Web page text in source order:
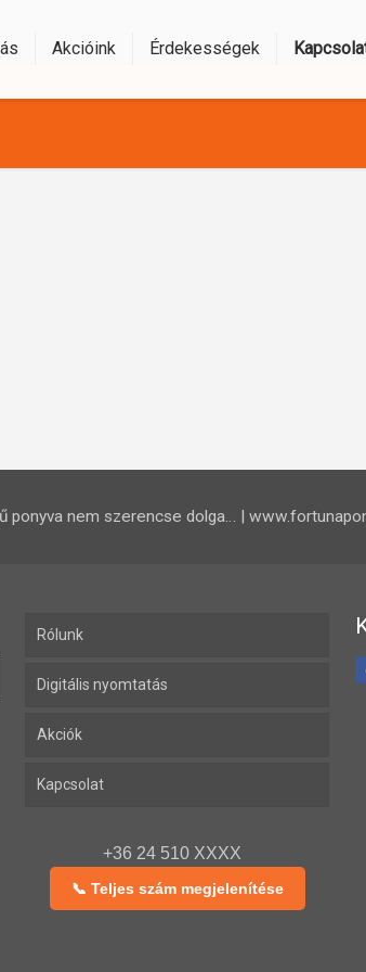
Akcióink Érdekességek
ponyva nem szerencse dolga… |
Rólunk
Digitális nyomtatás
Akciók
Kapcsolat
+36 24 510 XXXX
📞 Teljes szám megjelenítése